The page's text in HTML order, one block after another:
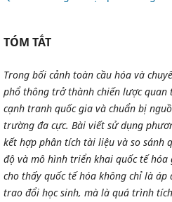
TÓM TẮT
Trong bối cảnh toàn cầu hóa và
phổ thông trở thành chiến lược
cạnh tranh quốc gia và chuẩn bị
trường đa cực. Bài viết sử dụng
kết hợp phân tích tài liệu và so sánh
độ và mô hình triển khai quốc tế hóa
cho thấy quốc tế hóa không chỉ là
trao đổi học sinh, mà là quá trình